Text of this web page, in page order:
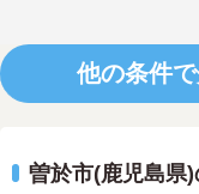
他の条件
曽於市(鹿児島県